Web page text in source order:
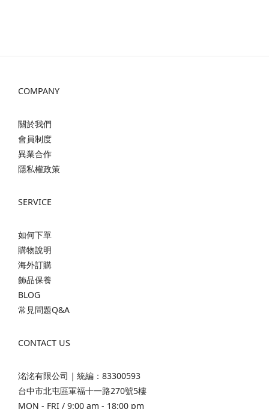
COMPANY
關於我們
會員制度
異業合作
隱私權政策
SERVICE
如何下單
購物說明
海外訂購
飾品保養
BLOG
常見問題Q&A
CONTACT US
洺洺有限公司｜統編：83300593
台中市北屯區軍福十一路270號5樓
MON - FRI / 9:00 am - 18:00 pm